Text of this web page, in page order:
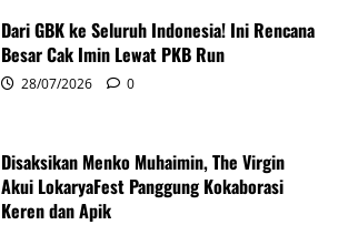
Dari GBK ke Seluruh Indonesia! Ini Rencana
Besar Cak Imin Lewat PKB Run
28/07/2026 0
Disaksikan Menko Muhaimin, The Virgin
Akui LokaryaFest Panggung Kokaborasi
Keren dan Apik